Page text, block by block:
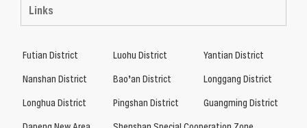
Links
Futian District Luohu District
Yantian District
Nanshan District
Bao’an District
Longgang District
Longhua District
Pingshan District
Guangming District